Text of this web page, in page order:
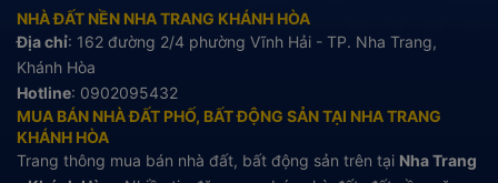
NHÀ ĐẤT NỀN NHA TRANG KHÁNH HÒA
Địa chỉ: 162 đường 2/4 phường Vĩnh Hải - TP. Nha Trang,
Khánh Hòa
Hotline: 0902095432
MUA BÁN NHÀ ĐẤT PHỐ, BẤT ĐỘNG SẢN TẠI NHA TRANG
KHÁNH HÒA
Trang thông mua bán nhà đất, bất động sản trên tại Nha Trang